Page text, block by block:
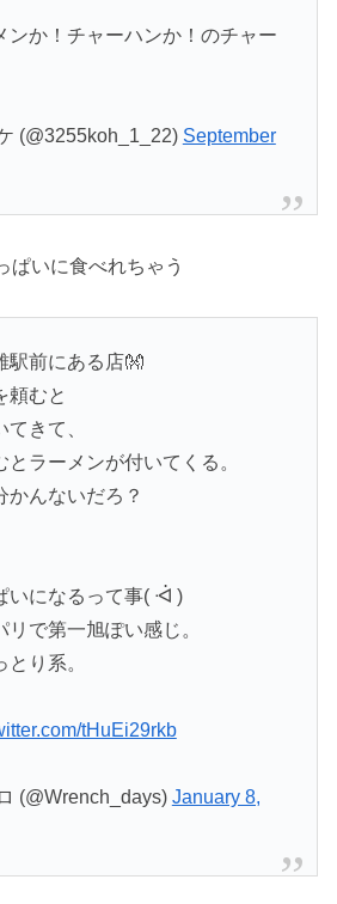
ンか！チャーハンか！のチャー
(@3255koh_1_22) September
いに食べれちゃう
駅前にある店👐
頼むと
きて、
ラーメンが付いてくる。
かんないだろ？
いになるって事( ᐙ )
で第一旭ぽい感じ。
り系。
tHuEi29rkb
(@Wrench_days) January 8,